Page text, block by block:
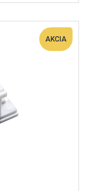
AKCIA